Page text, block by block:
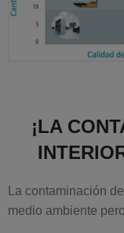
¡LA
La contaminación
medio ambiente